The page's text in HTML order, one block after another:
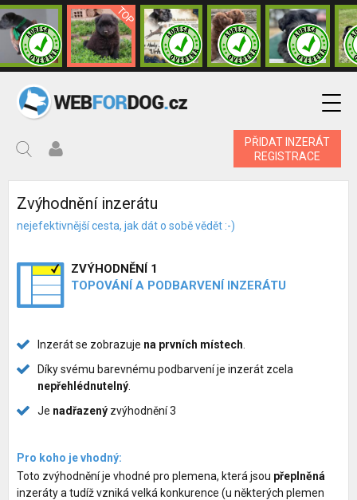
PŘIDAT INZERÁT
REGISTRACE
Zvýhodnění inzerátu
nejefektivnější cesta, jak dát o sobě vědět :-)
ZVÝHODNĚNÍ 1
TOPOVÁNÍ A PODBARVENÍ INZERÁTU
Inzerát se zobrazuje na prvních místech
Díky svému barevnému podbarvení je inzerát zcela
nepřehlédnutelný
Je nadřazený zvýhodnění 3
Pro koho je vhodný:
Toto zvýhodnění je vhodné pro plemena, která jsou přeplněná
inzeráty a tudíž vzniká velká konkurence (u některých plemen